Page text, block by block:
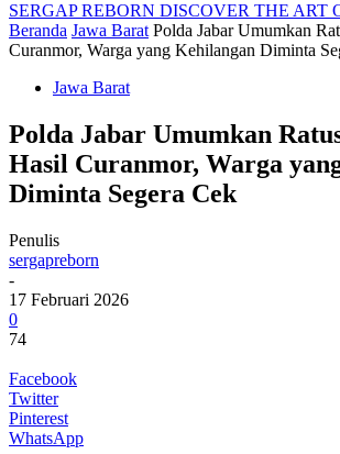
SERGAP REBORN DISCOVER THE ART
Beranda Jawa Barat Polda Jabar Umumkan
Curanmor, Warga yang Kehilangan Diminta
Jawa Barat
Polda Jabar Umumkan
Hasil Curanmor, Warga
Diminta Segera Cek
Penulis
sergapreborn
-
17 Februari 2026
0
74
Facebook
Twitter
Pinterest
WhatsApp